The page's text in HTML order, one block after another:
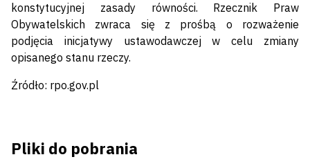
konstytucyjnej zasady równości. Rzecznik Praw
Obywatelskich zwraca się z prośbą o rozważenie
podjęcia inicjatywy ustawodawczej w celu zmiany
opisanego stanu rzeczy.
Źródło: rpo.gov.pl
Pliki do pobrania